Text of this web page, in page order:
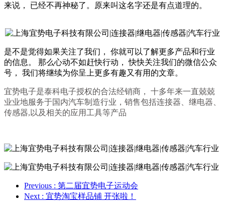
来说， 已经不再神秘了。原来叫这名字还是有点道理的。
是不是觉得如果关注了我们， 你就可以了解更多产品和行业
的信息。 那么心动不如赶快行动， 快快关注我们的微信公众
号， 我们将继续为你呈上更多有趣又有用的文章。
宜势电子是泰科电子授权的合法经销商， 十多年来一直兢兢
业业地服务于国内汽车制造行业，销售包括连接器、继电器、
传感器,以及相关的应用工具等产品
Previous : 第二届宜势电子运动会
Next : 宜势淘宝样品铺 开张啦！